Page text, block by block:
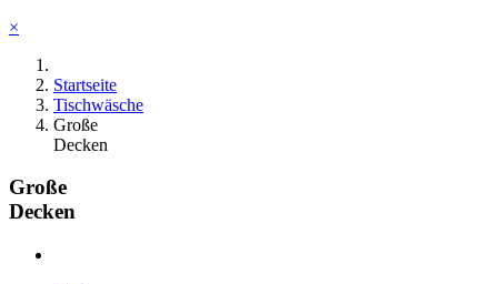
×
Startseite
Tischwäsche
Große
Decken
Große
Decken